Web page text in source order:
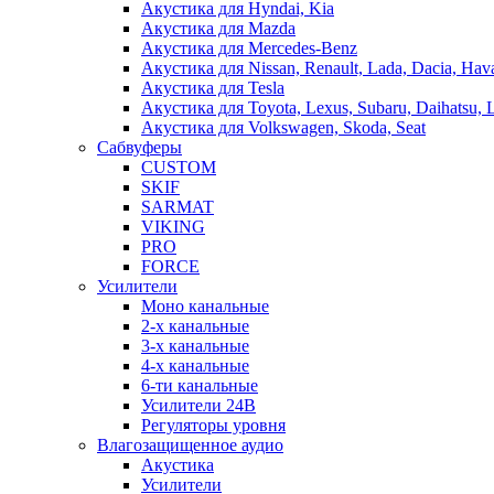
Акустика для Hyndai, Kia
Акустика для Mazda
Акустика для Mercedes-Benz
Акустика для Nissan, Renault, Lada, Dacia,
Акустика для Tesla
Акустика для Toyota, Lexus, Subaru, Daihatsu,
Акустика для Volkswagen, Skoda, Seat
Сабвуферы
CUSTOM
SKIF
SARMAT
VIKING
PRO
FORCE
Усилители
Моно канальные
2-х канальные
3-х канальные
4-х канальные
6-ти канальные
Усилители 24В
Регуляторы уровня
Влагозащищенное аудио
Акустика
Усилители